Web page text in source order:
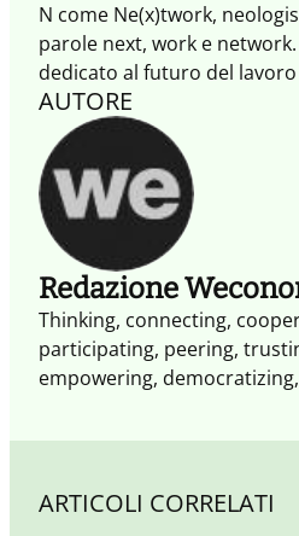
N come Ne(x)twork,
parole next, work e
dedicato al futuro del
questo sia connesso e
continuo. Una condivisione
creazione del Flow (Flusso)
collaborativa ha il bisogno di
coordinare, stimolare ed
modificare in itinere.
AUTORE
Redazione
Thinking, connecting,
participating, peering,
empowering,
il XXI secolo è il secolo
dell'economia del Noi: più
ARTICOLI CORRELATI